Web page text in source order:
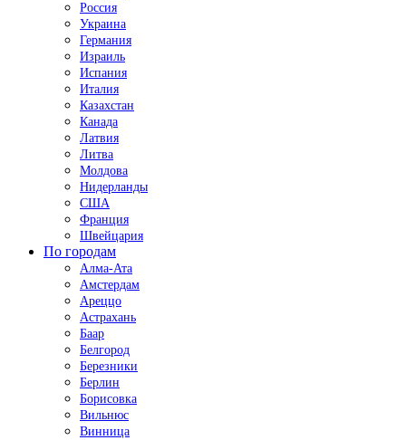
Россия
Украина
Германия
Израиль
Испания
Италия
Казахстан
Канада
Латвия
Литва
Молдова
Нидерланды
США
Франция
Швейцария
По городам
Алма-Ата
Амстердам
Ареццо
Астрахань
Баар
Белгород
Березники
Берлин
Борисовка
Вильнюс
Винница